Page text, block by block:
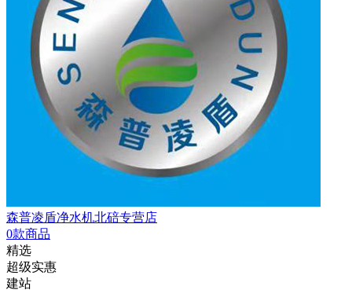
森普凌盾净水机北碚专营店
0款商品
精选
超级实惠
建站